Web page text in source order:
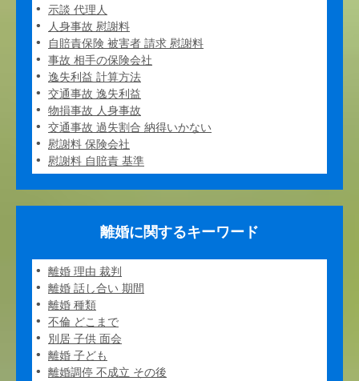
示談 代理人
人身事故 慰謝料
自賠責保険 被害者 請求 慰謝料
事故 相手の保険会社
逸失利益 計算方法
交通事故 逸失利益
物損事故 人身事故
交通事故 過失割合 納得いかない
慰謝料 保険会社
慰謝料 自賠責 基準
離婚に関するキーワード
離婚 理由 裁判
離婚 話し合い 期間
離婚 種類
不倫 どこまで
別居 子供 面会
離婚 子ども
離婚調停 不成立 その後